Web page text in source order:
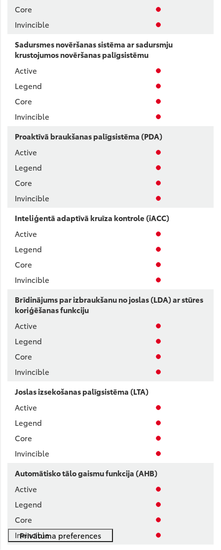
Sadursmes novēršanas sistēma ar sadursmju
krustojumos novēršanas palīgsistēmu
Proaktīvā braukšanas palīgsistēma (PDA)
Inteliģentā adaptīvā kruīza kontrole (iACC)
Brīdinājums par izbraukšanu no joslas (LDA) ar stūres
koriģēšanas funkciju
Joslas izsekošanas palīgsistēma (LTA)
Automātisko tālo gaismu funkcija (AHB)